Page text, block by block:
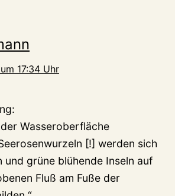
17:34 Uhr
Wasseroberfläche
[!] werden sich
und grüne blühende Inseln auf
Fluß am Fuße der